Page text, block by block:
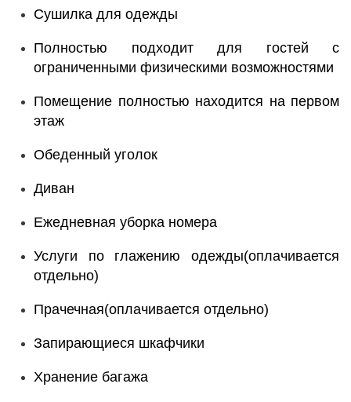
Сушилка для одежды
Полностью подходит для гостей с
ограниченными физическими возможностями
Помещение полностью находится на первом
этаж
Обеденный уголок
Диван
Ежедневная уборка номера
Услуги по глажению одежды(оплачивается
отдельно)
Прачечная(оплачивается отдельно)
Запирающиеся шкафчики
Хранение багажа